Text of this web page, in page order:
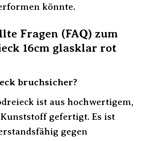
könnte.
Fragen (FAQ) zum
16cm glasklar rot
bruchsicher?
ist aus hochwertigem,
gefertigt. Es ist
gegen